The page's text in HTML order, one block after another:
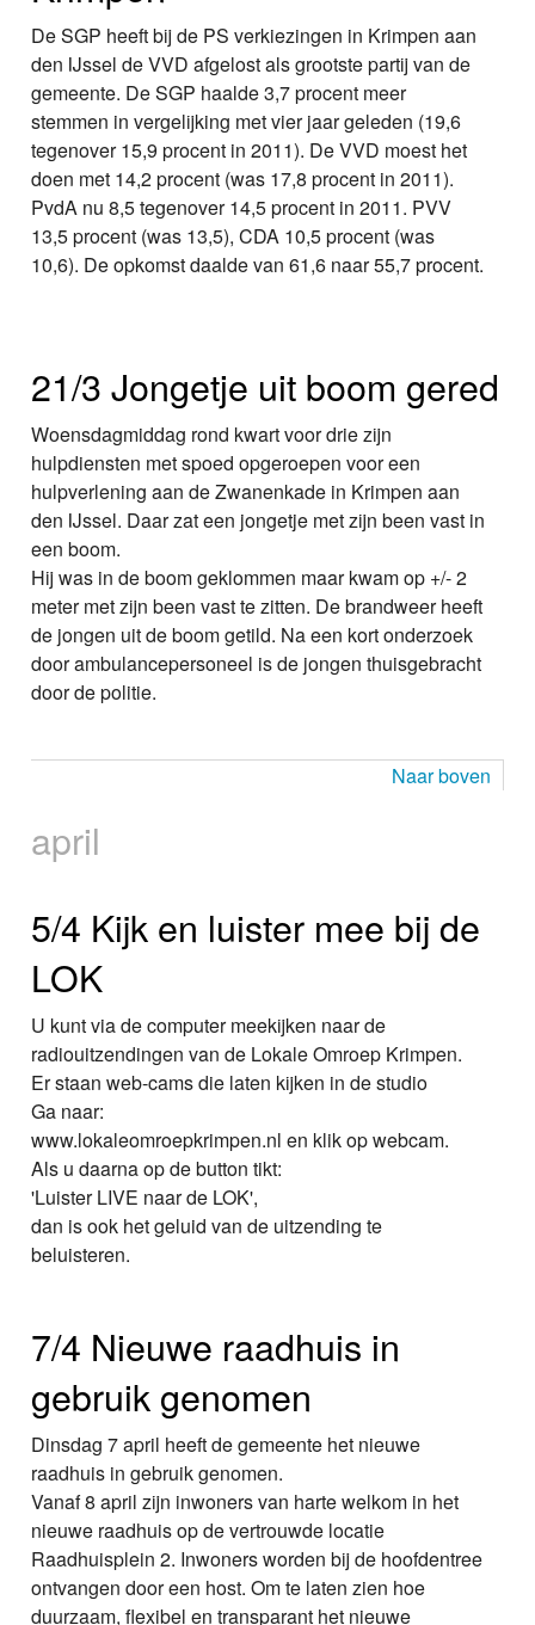
De SGP heeft bij de PS verkiezingen in Krimpen aan
den IJssel de VVD afgelost als grootste partij van de
gemeente. De SGP haalde 3,7 procent meer
stemmen in vergelijking met vier jaar geleden (19,6
tegenover 15,9 procent in 2011). De VVD moest het
doen met 14,2 procent (was 17,8 procent in 2011).
PvdA nu 8,5 tegenover 14,5 procent in 2011. PVV
13,5 procent (was 13,5), CDA 10,5 procent (was
10,6). De opkomst daalde van 61,6 naar 55,7 procent.
21/3 Jongetje uit boom gered
Woensdagmiddag rond kwart voor drie zijn
hulpdiensten met spoed opgeroepen voor een
hulpverlening aan de Zwanenkade in Krimpen aan
den IJssel. Daar zat een jongetje met zijn been vast in
een boom.
Hij was in de boom geklommen maar kwam op +/- 2
meter met zijn been vast te zitten. De brandweer heeft
de jongen uit de boom getild. Na een kort onderzoek
door ambulancepersoneel is de jongen thuisgebracht
door de politie.
Naar boven
april
5/4 Kijk en luister mee bij de
LOK
U kunt via de computer meekijken naar de
radiouitzendingen van de Lokale Omroep Krimpen.
Er staan web-cams die laten kijken in de studio
Ga naar:
www.lokaleomroepkrimpen.nl en klik op webcam.
Als u daarna op de button tikt:
'Luister LIVE naar de LOK',
dan is ook het geluid van de uitzending te
beluisteren.
7/4 Nieuwe raadhuis in
gebruik genomen
Dinsdag 7 april heeft de gemeente het nieuwe
raadhuis in gebruik genomen.
Vanaf 8 april zijn inwoners van harte welkom in het
nieuwe raadhuis op de vertrouwde locatie
Raadhuisplein 2. Inwoners worden bij de hoofdentree
ontvangen door een host. Om te laten zien hoe
duurzaam, flexibel en transparant het nieuwe